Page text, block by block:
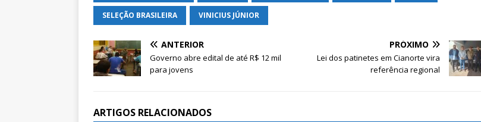
SELEÇÃO BRASILEIRA VINICIUS JÚNIOR
ANTERIOR
Governo abre edital de até R$ 12 mil
para jovens
PRÓXIMO
Lei dos patinetes em Cianorte vira
referência regional
ARTIGOS RELACIONADOS